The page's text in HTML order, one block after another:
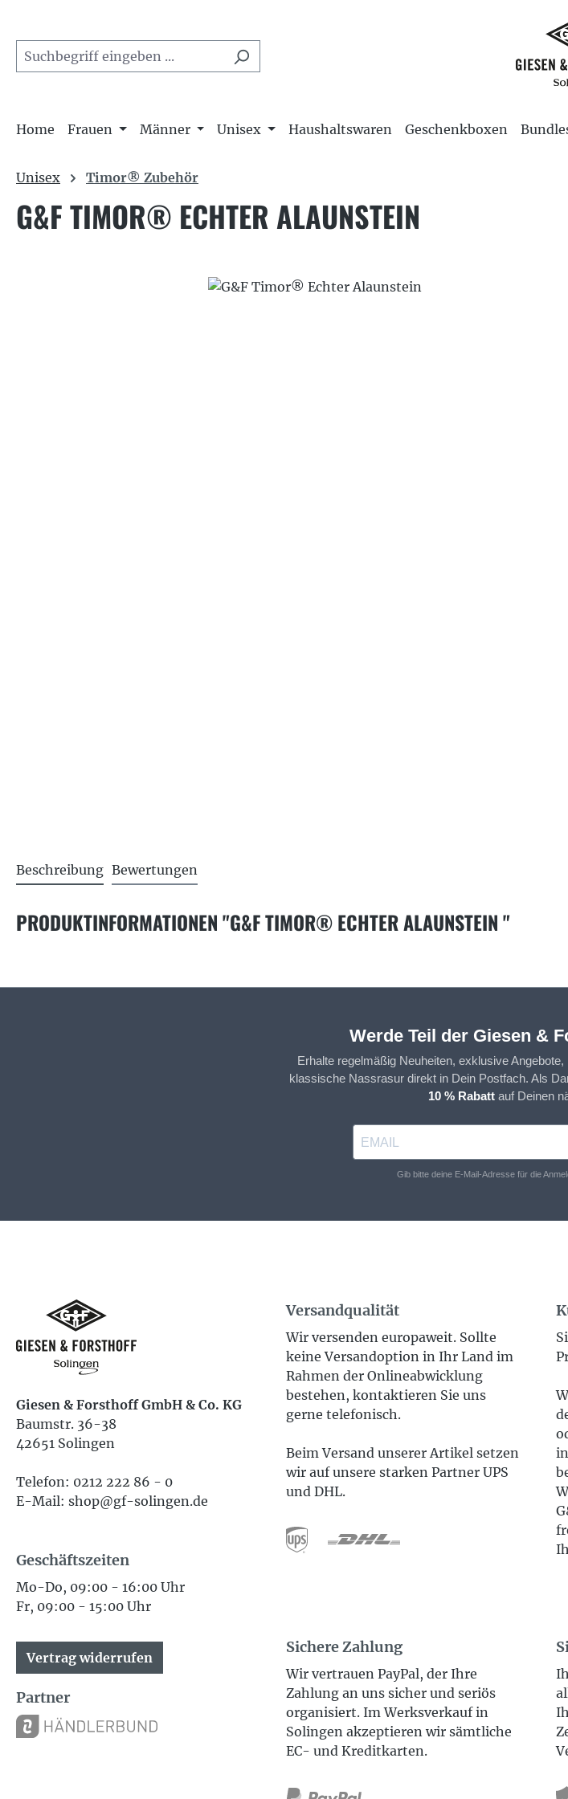
Home Frauen Männer Unisex Haushaltswaren Geschenkboxen
Unisex Timor® Zubehör
G&F TIMOR® ECHTER ALAUNSTEIN
Beschreibung Bewertungen
PRODUKTINFORMATIONEN "G&F TIMOR® ECHTER ALAUNSTEIN "
Werde Teil der Giesen &
Erhalte regelmäßig Neuheiten, exklusive
klassische Nassrasur direkt in Dein Postfach. Als
10 % Rabatt auf Deinen
Gib bitte deine E-Mail-Adresse für die
Giesen & Forsthoff GmbH & Co. KG
Baumstr. 36-38
42651 Solingen
Telefon: 0212 222 86 - 0
E-Mail: shop@gf-solingen.de
Geschäftszeiten
Mo-Do, 09:00 - 16:00 Uhr
Fr, 09:00 - 15:00 Uhr
Vertrag widerrufen
Partner
Versandqualität
Wir versenden europaweit. Sollte
keine Versandoption in Ihr Land im
Rahmen der Onlineabwicklung
bestehen, kontaktieren Sie uns
gerne telefonisch.
Beim Versand unserer Artikel setzen
wir auf unsere starken Partner UPS
und DHL.
Sichere Zahlung
Wir vertrauen PayPal, der Ihre
Zahlung an uns sicher und seriös
organisiert. Im Werksverkauf in
Solingen akzeptieren wir sämtliche
EC- und Kreditkarten.